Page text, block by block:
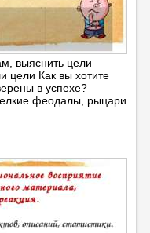
выяснить цели
цели Как вы хотите
в успехе?
феодалы, рыцари